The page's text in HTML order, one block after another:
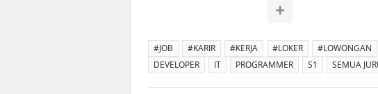
#JOB #KARIR #KERJA #LOKER #LOWONGAN
DEVELOPER
IT PROGRAMMER S1 SEMUA